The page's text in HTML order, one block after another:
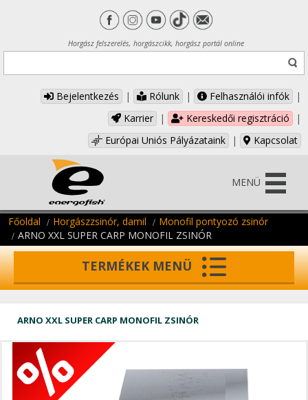
Horgász felszerelés, horgászcikk, horgász portál online
Bejelentkezés | Rólunk | Felhasználói infók
|
Karrier
| Kereskedői regisztráció
|
Európai Uniós Pályázataink
| Kapcsolat
MENÜ
Főoldal Horgászzsinór, damil
Monofil pontyozó zsinór
ARNO XXL SUPER CARP MONOFIL ZSINÓR
TERMÉKEK MENÜ
ARNO XXL SUPER CARP MONOFIL ZSINÓR